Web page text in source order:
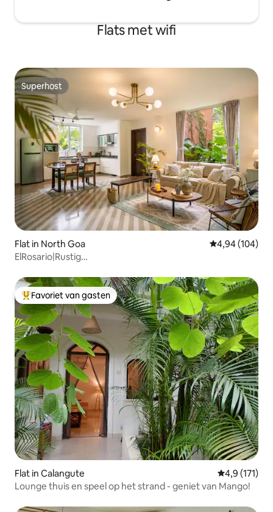
Flats met wifi
Superhost
Superhost
Flat in North Goa Gemiddelde
4,94 (104)
ElRosario|Rustig
Topfavoriet van gasten
Favoriet van gasten
Flat in Calangute Gemiddelde
4,9 (171)
Lounge thuis en speel op het strand - geniet van Mango!